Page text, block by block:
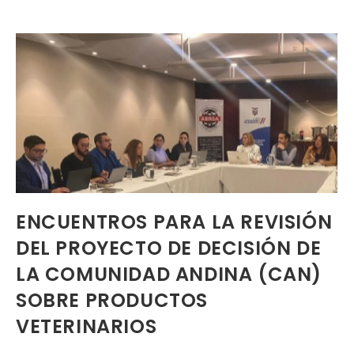
ENCUENTROS PARA LA REVISIÓN
DEL PROYECTO DE DECISIÓN DE
LA COMUNIDAD ANDINA (CAN)
SOBRE PRODUCTOS
VETERINARIOS